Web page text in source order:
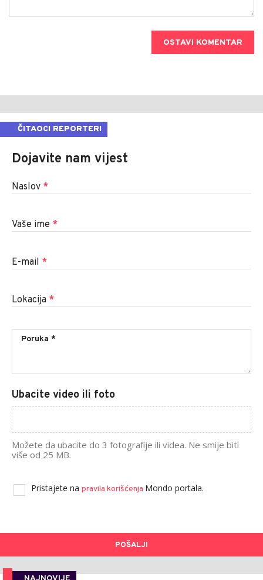
OSTAVI KOMENTAR
ČITAOCI REPORTERI
Dojavite nam vijest
Naslov *
Vaše ime *
E-mail *
Lokacija *
Ubacite video ili foto
Možete da ubacite do 3 fotografije ili videa. Ne smije biti
više od 25 MB.
Pristajete na pravila korišćenja Mondo portala.
POŠALJI